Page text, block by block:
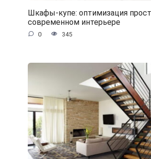
Шкафы-купе: оптимизация
современном интерьере
0 345